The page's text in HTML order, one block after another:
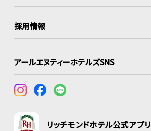
採用情報
アールエヌティーホテルズSNS
リッチモンドホテル公式アプリ